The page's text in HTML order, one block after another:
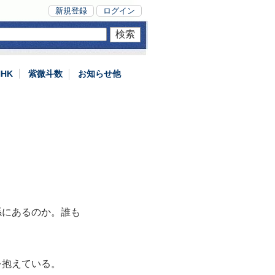
新規登録 ログイン
紫微斗数 お知らせ他
あるのか。誰も
えている。